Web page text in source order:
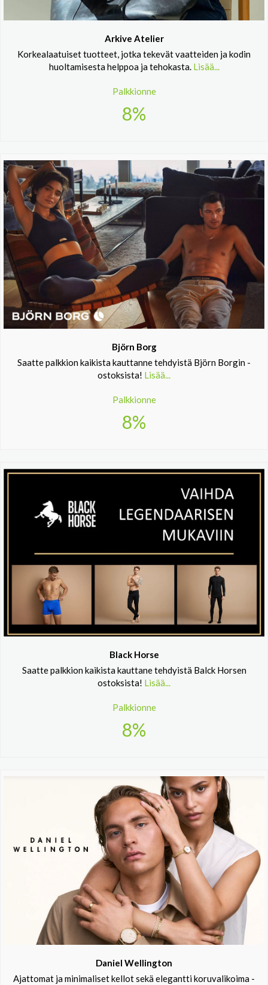
Arkive Atelier
Korkealaatuiset tuotteet, jotka tekevät vaatteiden ja kodin
huoltamisesta helppoa ja tehokasta. Lisää...
Palkkionne
8%
Björn Borg
Saatte palkkion kaikista kauttanne tehdyistä Björn Borgin -
ostoksista! Lisää...
Palkkionne
8%
Black Horse
Saatte palkkion kaikista kauttane tehdyistä Balck Horsen
ostoksista! Lisää...
Palkkionne
8%
Daniel Wellington
Ajattomat ja minimaliset kellot sekä elegantti koruvalikoima -